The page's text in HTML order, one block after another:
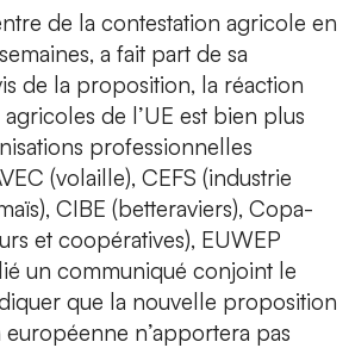
de la contestation agricole en
a fait part de sa
de la proposition, la réaction
de l’UE est bien plus
professionnelles
(volaille), CEFS (industrie
CIBE (betteraviers), Copa-
et coopératives), EUWEP
un communiqué conjoint le
que la nouvelle proposition
n’apportera pas